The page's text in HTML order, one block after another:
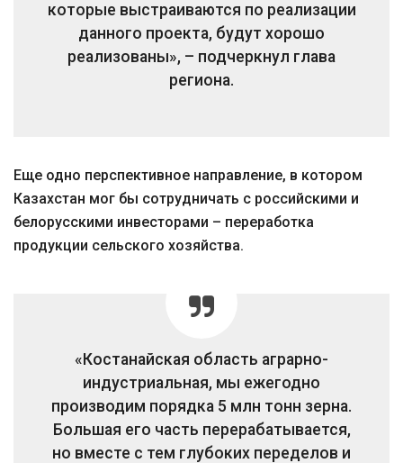
которые выстраиваются по реализации
данного проекта, будут хорошо
реализованы», – подчеркнул глава
региона.
Еще одно перспективное направление, в котором
Казахстан мог бы сотрудничать с российскими и
белорусскими инвесторами – переработка
продукции сельского хозяйства.
«Костанайская область аграрно-
индустриальная, мы ежегодно
производим порядка 5 млн тонн зерна.
Большая его часть перерабатывается,
но вместе с тем глубоких переделов и